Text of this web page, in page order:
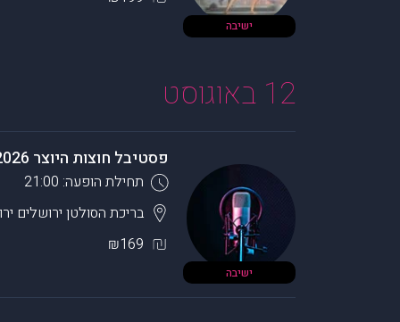
ישיבה
12 באוגוסט
ישיבה
פסטיבל חוצות היוצר 2026 – ריטה | שלומי שבת
תחילת הופעה: 21:00
בריכת הסולטן ירושלים
₪169